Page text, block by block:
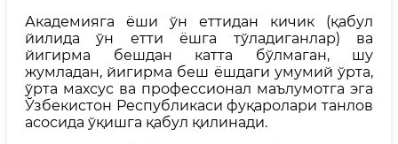
Академияга ёши ўн еттидан кичик (қабул
йилида ўн етти ёшга тўладиганлар) ва
йигирма бешдан катта бўлмаган, шу
жумладан, йигирма беш ёшдаги умумий ўрта,
ўрта махсус ва профессионал маълумотга эга
Ўзбекистон Республикаси фуқаролари танлов
асосида ўқишга қабул қилинади.